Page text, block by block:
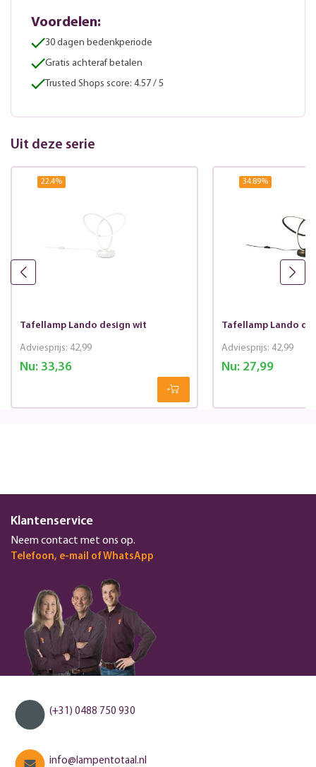
Voordelen:
30 dagen bedenkperiode
Gratis achteraf betalen
Trusted Shops score: 4.57 / 5
Uit deze serie
22.4%
Tafellamp Lando design wit
Nu:33,36
Adviesprijs: 42,99
34.89%
Tafellamp Lando
Nu:27,99
Adviesprijs: 42,99
Klantenservice
Neem contact met ons op.
Telefoon, e-mail of WhatsApp
(+31) 0488 750 930
info@lampentotaal.nl